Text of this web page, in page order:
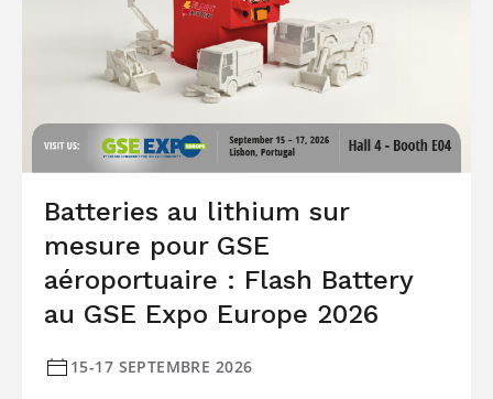
Batteries au lithium sur
mesure pour GSE
aéroportuaire : Flash Battery
au GSE Expo Europe 2026
15-17 SEPTEMBRE 2026